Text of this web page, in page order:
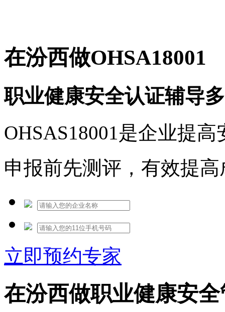
在汾西做OHSA18001
职业健康安全认证辅导
OHSAS18001是企业提
申报前先测评，有效提
立即预约专家
在汾西做职业健康安